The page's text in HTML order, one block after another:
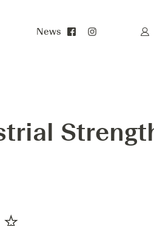
News